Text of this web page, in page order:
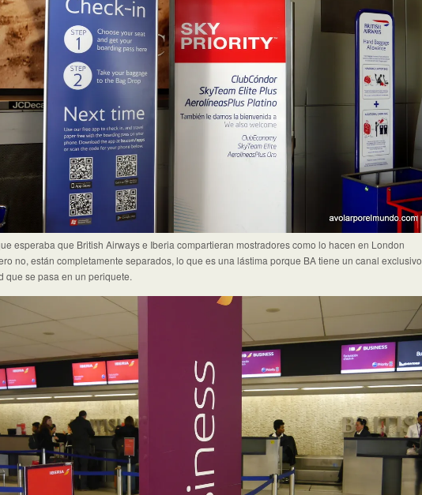
esperaba que British Airways e Iberia compartieran mostradores como lo hacen en London
no, están completamente separados, lo que es una lástima porque BA tiene un canal exclusivo
que se pasa en un periquete.